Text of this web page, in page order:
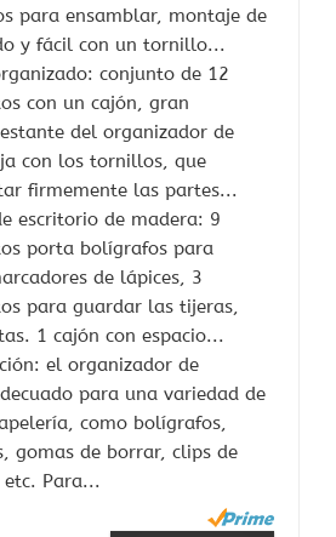
para ensamblar, montaje de
y fácil con un tornillo...
conjunto de 12
con un cajón, gran
del organizador de
con los tornillos, que
firmemente las partes...
escritorio de madera: 9
porta bolígrafos para
de lápices, 3
para guardar las tijeras,
1 cajón con espacio...
el organizador de
para una variedad de
como bolígrafos,
gomas de borrar, clips de
Para...